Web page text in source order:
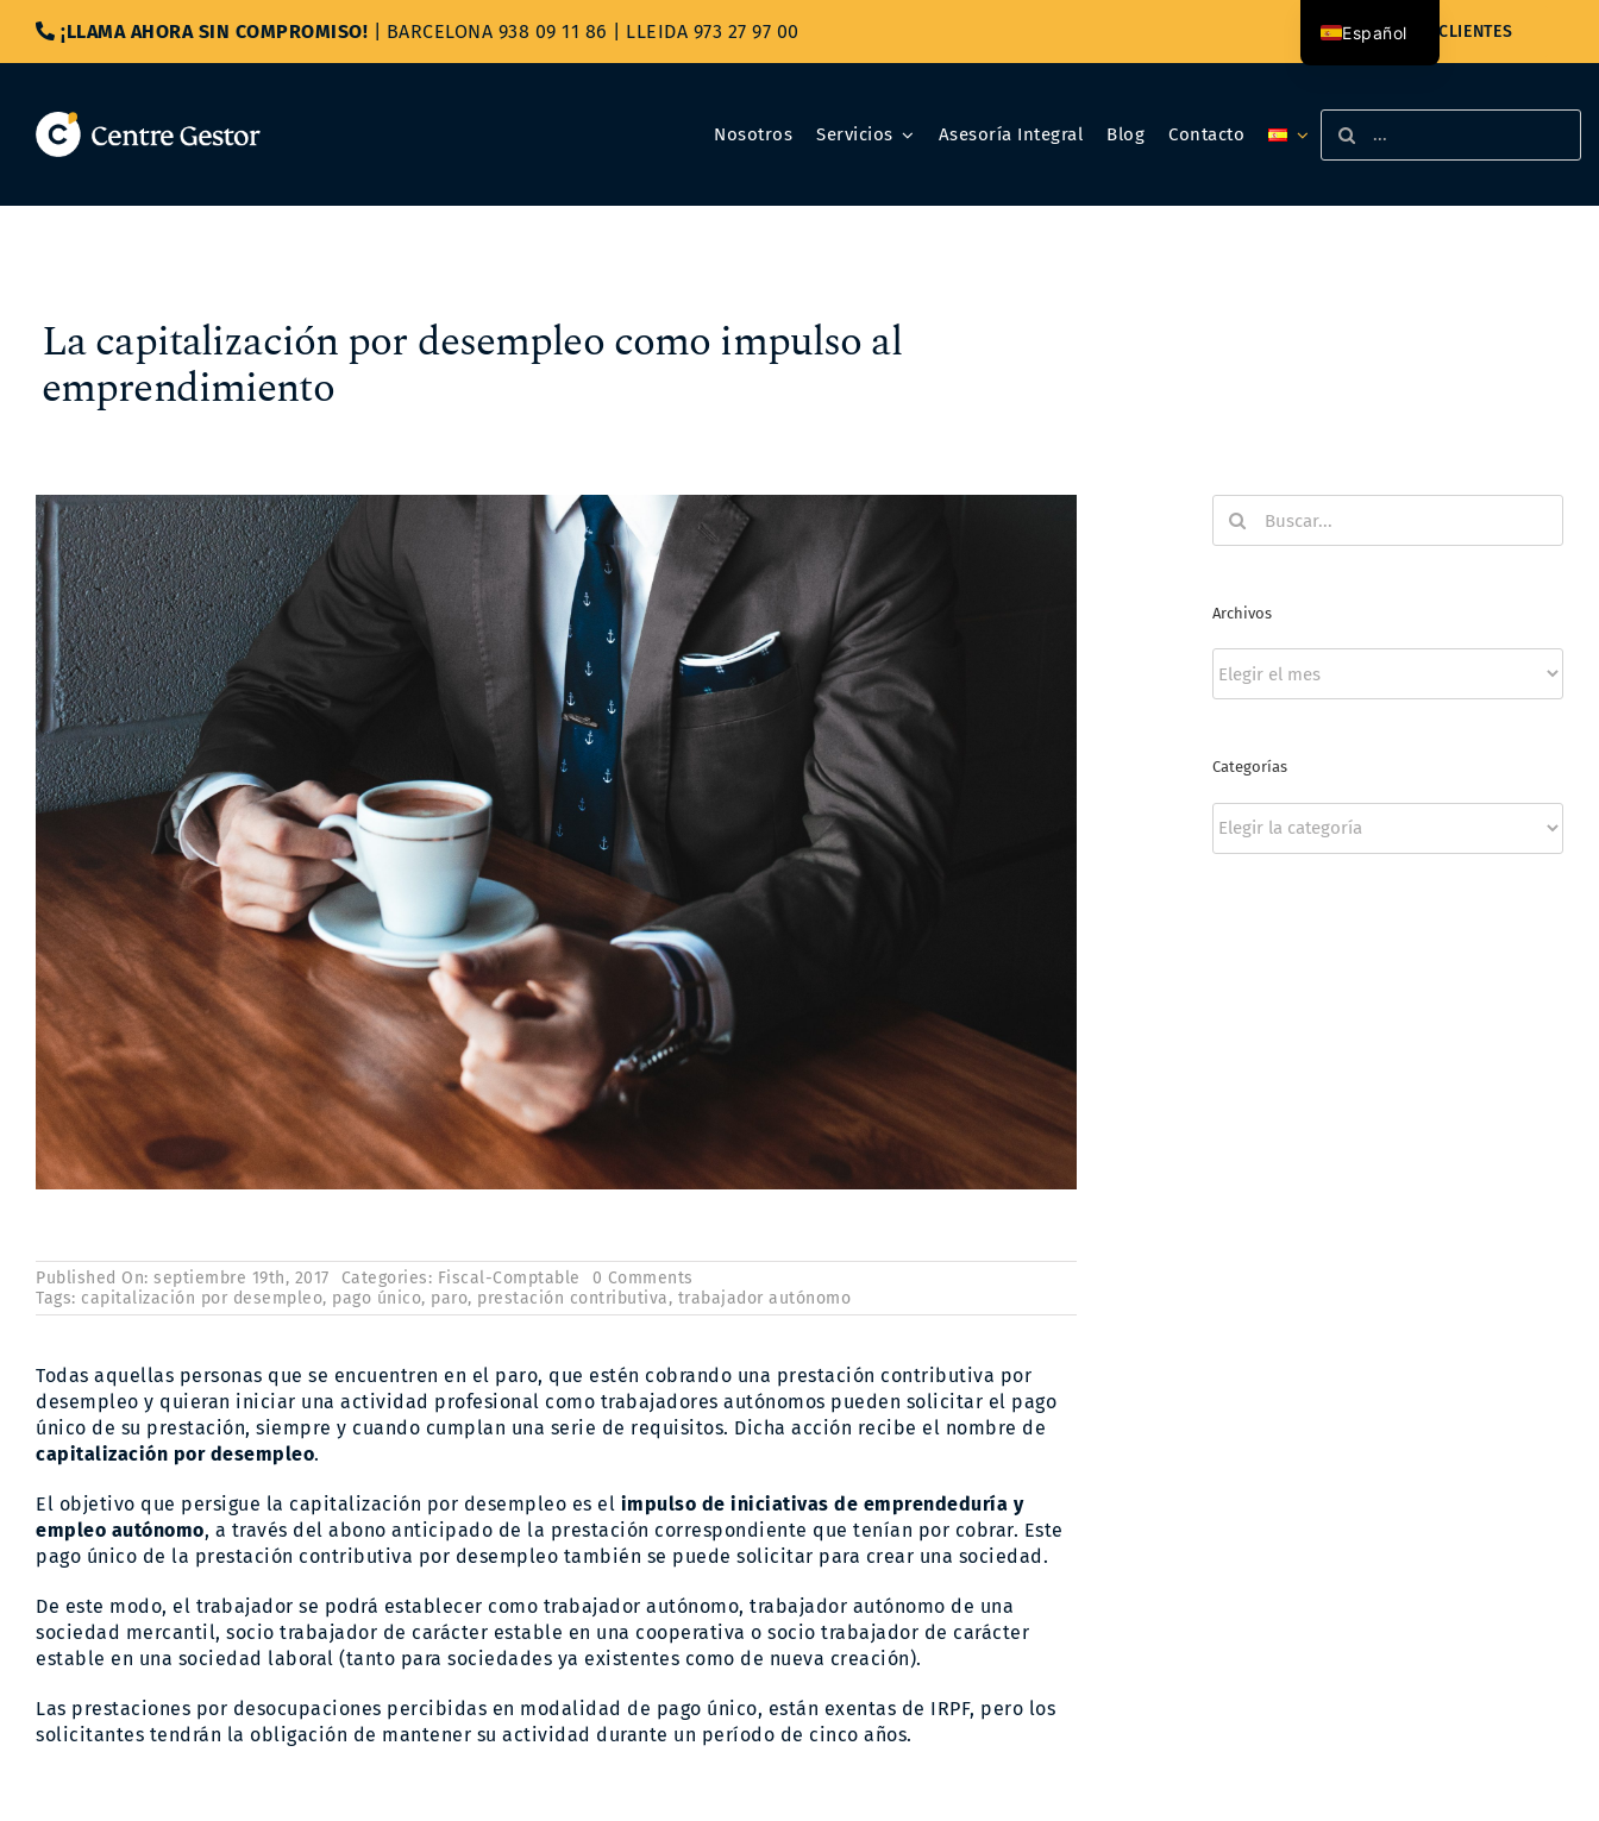
contenido
¡LLAMA AHORA SIN COMPROMISO! BARCELONA 938 09 11 86 LLEIDA 973 27 97 00 ACCESO CLIENTES
Nosotros Servicios Asesoría Integral Blog Contacto
Buscar:
La capitalización por desempleo como impulso al
emprendimiento
Published On: septiembre 19th, 2017 Categories: Fiscal-Comptable 0 Comments
La
capitalización
como
impulso
al
emprendimiento
Tags: capitalización por desempleo, pago único, paro, prestación contributiva, trabajador autónomo
Todas aquellas personas que se encuentren en el paro, que estén cobrando una prestación contributiva por
desempleo y quieran iniciar una actividad profesional como trabajadores autónomos pueden solicitar el pago
único de su prestación, siempre y cuando cumplan una serie de requisitos. Dicha acción recibe el nombre de
capitalización por desempleo.
El objetivo que persigue la capitalización por desempleo es el impulso de iniciativas de emprendeduría y
empleo autónomo, a través del abono anticipado de la prestación correspondiente que tenían por cobrar. Este
pago único de la prestación contributiva por desempleo también se puede solicitar para crear una sociedad.
De este modo, el trabajador se podrá establecer como trabajador autónomo, trabajador autónomo de una
sociedad mercantil, socio trabajador de carácter estable en una cooperativa o socio trabajador de carácter
estable en una sociedad laboral (tanto para sociedades ya existentes como de nueva creación).
Las prestaciones por desocupaciones percibidas en modalidad de pago único, están exentas de IRPF, pero los
solicitantes tendrán la obligación de mantener su actividad durante un período de cinco años.
Archivos
Categorías
Español
Català